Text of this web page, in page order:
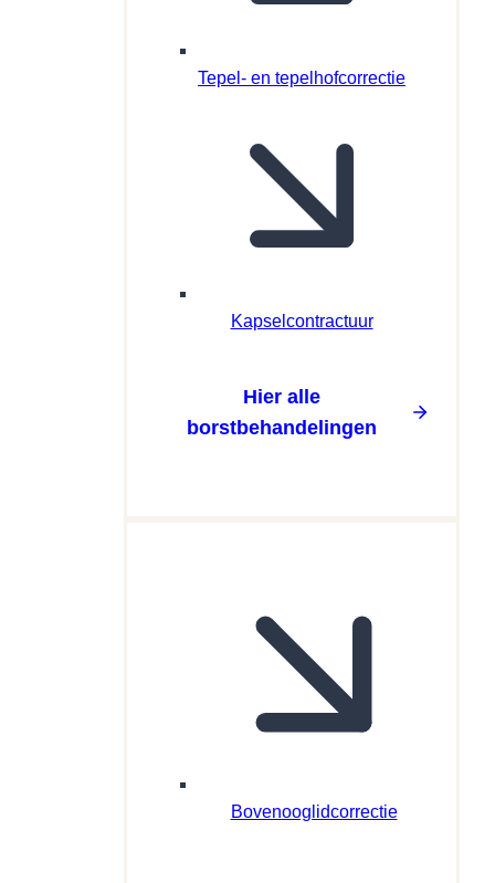
Tepel- en tepelhofcorrectie
Kapselcontractuur
Hier alle
borstbehandelingen
Bovenooglidcorrectie